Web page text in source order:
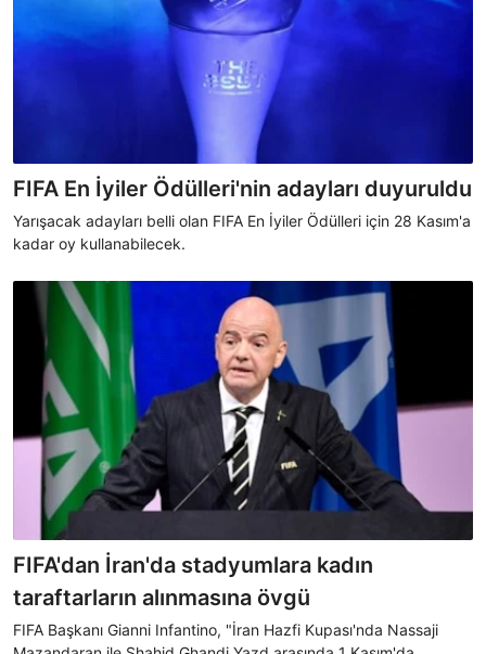
FIFA En İyiler Ödülleri'nin adayları duyuruldu
Yarışacak adayları belli olan FIFA En İyiler Ödülleri için 28 Kasım'a
kadar oy kullanabilecek.
FIFA'dan İran'da stadyumlara kadın
taraftarların alınmasına övgü
FIFA Başkanı Gianni Infantino, "İran Hazfi Kupası'nda Nassaji